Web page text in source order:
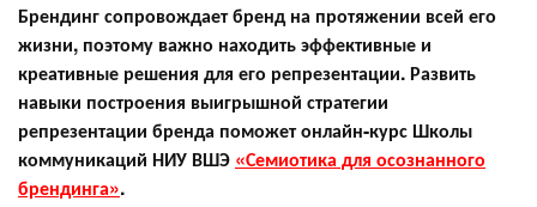
Брендинг сопровождает бренд на протяжении всей его
жизни, поэтому важно находить эффективные и
креативные решения для его репрезентации. Развить
навыки построения выигрышной стратегии
репрезентации бренда поможет онлайн-курс Школы
коммуникаций НИУ ВШЭ «Семиотика для осознанного
брендинга».